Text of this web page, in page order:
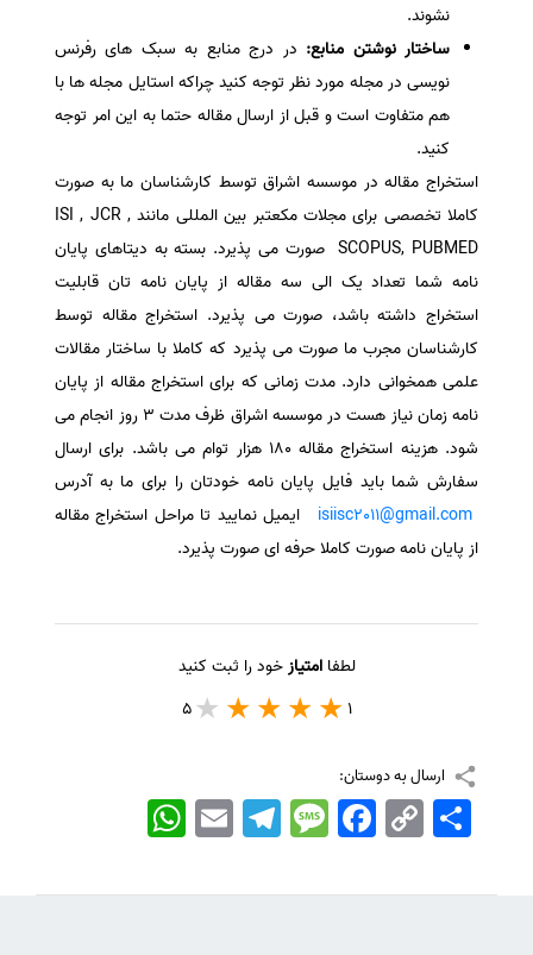
نشوند.
ساختار نوشتن منابع: در درج منابع به سبک های رفرنس
نویسی در مجله مورد نظر توجه کنید چراکه استایل مجله ها با
هم متفاوت است و قبل از ارسال مقاله حتما به این امر توجه
کنید.
استخراج مقاله در موسسه اشراق توسط کارشناسان ما به صورت
کاملا تخصصی برای مجلات مکعتبر بین المللی مانند ISI , JCR ,
SCOPUS, PUBMED صورت می پذیرد. بسته به دیتاهای پایان
نامه شما تعداد یک الی سه مقاله از پایان نامه تان قابلیت
استخراج داشته باشد، صورت می پذیرد. استخراج مقاله توسط
کارشناسان مجرب ما صورت می پذیرد که کاملا با ساختار مقالات
علمی همخوانی دارد. مدت زمانی که برای استخراج مقاله از پایان
نامه زمان نیاز هست در موسسه اشراق ظرف مدت 3 روز انجام می
شود. هزینه استخراج مقاله 180 هزار توام می باشد. برای ارسال
سفارش شما باید فایل پایان نامه خودتان را برای ما به آدرس
isiisc2011@gmail.com
ایمیل نمایید تا مراحل استخراج مقاله
از پایان نامه صورت کاملا حرفه ای صورت پذیرد.
لطفاامتیازخود را ثبت کنید
1
5
ارسال به دوستان:
WhatsApp EmailTelegramMessageFacebook Copy
Link
اشتراک